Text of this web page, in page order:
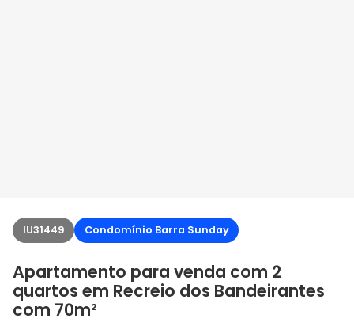
IU31449 Condomínio Barra Sunday
Apartamento para venda com 2
quartos em Recreio dos Bandeirantes
com 70m²